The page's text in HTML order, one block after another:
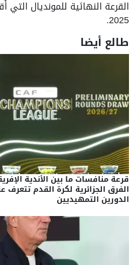
القرعة النهائية للمونديال
2025.
طالع أيضا
الفرق الجزائرية لكرة القدم
الدورين التمهيديين